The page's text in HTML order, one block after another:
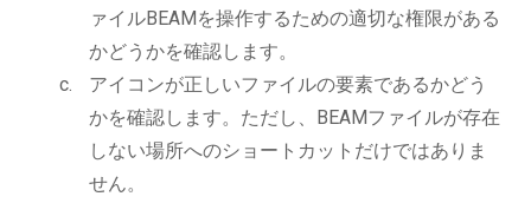
ァイルBEAMを操作するための適切な権限がある
かどうかを確認します。
アイコンが正しいファイルの要素であるかどう
かを確認します。ただし、BEAMファイルが存在
しない場所へのショートカットだけではありま
せん。